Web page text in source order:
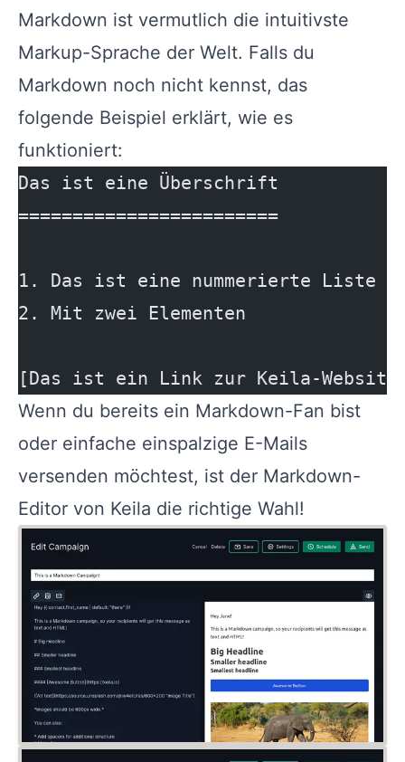
Markdown ist vermutlich die intuitivste
Markup-Sprache der Welt. Falls du
Markdown noch nicht kennst, das
folgende Beispiel erklärt, wie es
funktioniert:
Das ist eine Überschrift
========================
1. Das ist eine nummerierte Liste
2. Mit zwei Elementen
[Das ist ein Link zur Keila-
Wenn du bereits ein Markdown-Fan bist
oder einfache einspalzige E-Mails
versenden möchtest, ist der Markdown-
Editor von Keila die richtige Wahl!